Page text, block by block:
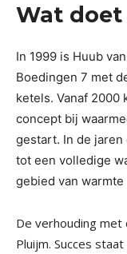
Wat doet
In 1999 is Huub
Boedingen 7 met
ketels. Vanaf 2000
concept bij
gestart. In de jaren
tot een volledige
gebied van
De verhouding met
Pluijm. Succes